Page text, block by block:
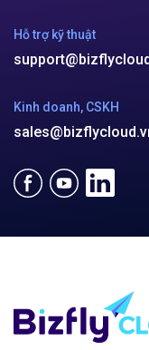
Hỗ trợ kỹ thuật
Kinh doanh, CSKH